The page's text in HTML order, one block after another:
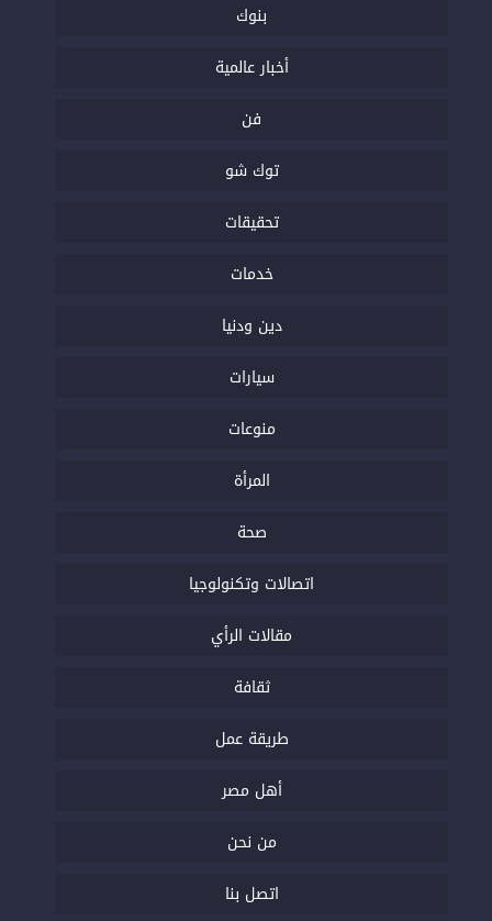
بنوك
أخبار عالمية
فن
توك شو
تحقيقات
خدمات
دين ودنيا
سيارات
منوعات
المرأة
صحة
اتصالات وتكنولوجيا
مقالات الرأي
ثقافة
طريقة عمل
أهل مصر
من نحن
اتصل بنا